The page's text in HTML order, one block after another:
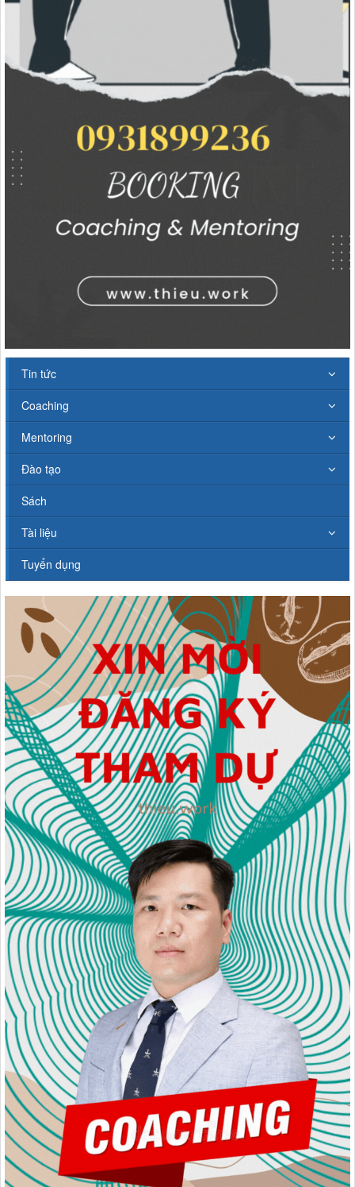
Tin tức
Coaching
Mentoring
Đào tạo
Sách
Tài liệu
Tuyển dụng